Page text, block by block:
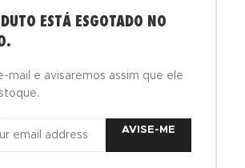
ESTÁ ESGOTADO NO
mail e avisaremos assim que ele
AVISE-ME